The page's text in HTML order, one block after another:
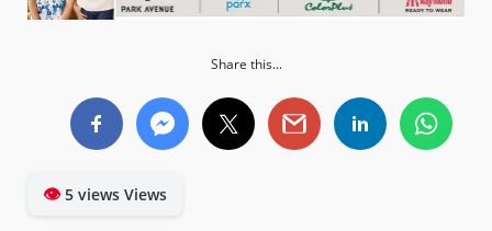
Share this...
👁5 views Views